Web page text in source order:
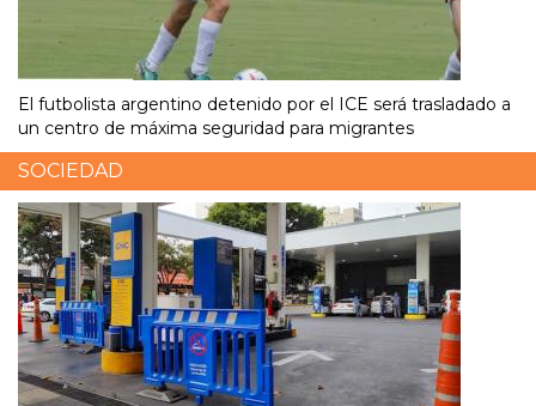
El futbolista argentino detenido por el ICE será trasladado a
un centro de máxima seguridad para migrantes
SOCIEDAD